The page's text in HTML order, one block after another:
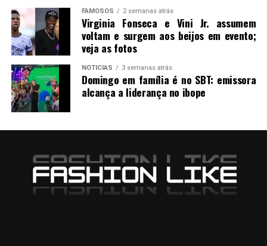
FAMOSOS 2 semanas atrás
Virginia Fonseca e Vini Jr. assumem
voltam e surgem aos beijos em evento;
veja as fotos
NOTICIAS 3 semanas atrás
Domingo em família é no SBT: emissora
alcança a liderança no ibope